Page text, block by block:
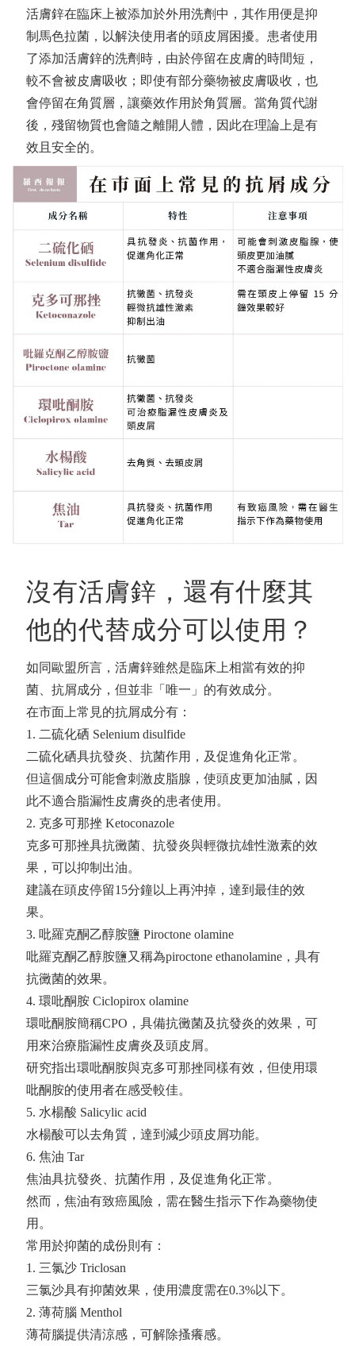
活膚鋅在臨床上被添加於外用洗劑中，其作用便是抑
制馬色拉菌，以解決使用者的頭皮屑困擾。患者使用
了添加活膚鋅的洗劑時，由於停留在皮膚的時間短，
較不會被皮膚吸收；即使有部分藥物被皮膚吸收，也
會停留在角質層，讓藥效作用於角質層。當角質代謝
後，殘留物質也會隨之離開人體，因此在理論上是有
效且安全的。
沒有活膚鋅，還有什麼其
他的代替成分可以使用？
如同歐盟所言，活膚鋅雖然是臨床上相當有效的抑
菌、抗屑成分，但並非「唯一」的有效成分。
在市面上常見的抗屑成分有：
1. 二硫化硒 Selenium disulfide
二硫化硒具抗發炎、抗菌作用，及促進角化正常。
但這個成分可能會刺激皮脂腺，使頭皮更加油膩，因
此不適合脂漏性皮膚炎的患者使用。
2. 克多可那挫 Ketoconazole
克多可那挫具抗黴菌、抗發炎與輕微抗雄性激素的效
果，可以抑制出油。
建議在頭皮停留15分鐘以上再沖掉，達到最佳的效
果。
3. 吡羅克酮乙醇胺鹽 Piroctone olamine
吡羅克酮乙醇胺鹽又稱為piroctone ethanolamine，具有
抗黴菌的效果。
4. 環吡酮胺 Ciclopirox olamine
環吡酮胺簡稱CPO，具備抗黴菌及抗發炎的效果，可
用來治療脂漏性皮膚炎及頭皮屑。
研究指出環吡酮胺與克多可那挫同樣有效，但使用環
吡酮胺的使用者在感受較佳。
5. 水楊酸 Salicylic acid
水楊酸可以去角質，達到減少頭皮屑功能。
6. 焦油 Tar
焦油具抗發炎、抗菌作用，及促進角化正常。
然而，焦油有致癌風險，需在醫生指示下作為藥物使
用。
常用於抑菌的成份則有：
1. 三氯沙 Triclosan
三氯沙具有抑菌效果，使用濃度需在0.3%以下。
2. 薄荷腦 Menthol
薄荷腦提供清涼感，可解除搔癢感。